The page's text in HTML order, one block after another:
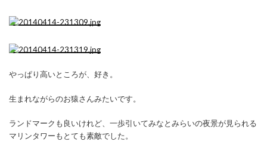
やっぱり高いところが、好き。
生まれながらのお猿さんみたいです。
ランドマークも良いけれど、一歩引いてみなとみらいの夜景が見られる
マリンタワーもとても素敵でした。